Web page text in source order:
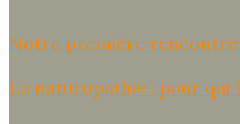
Notre première rencontre
La naturopathie : pour qui